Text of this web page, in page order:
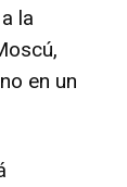
la
en un